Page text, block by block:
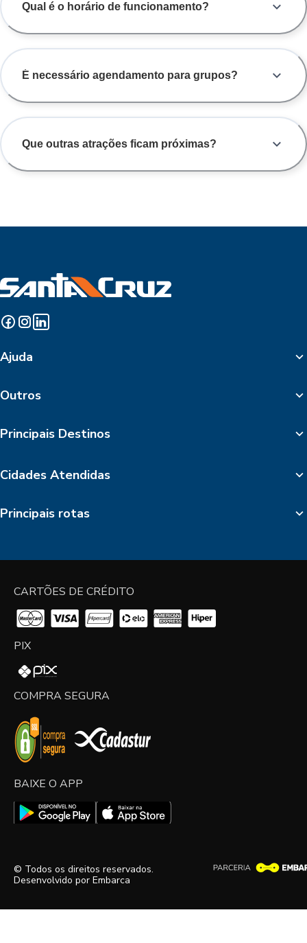
Qual é o horário de funcionamento?
É necessário agendamento para grupos?
Que outras atrações ficam próximas?
Ajuda
Outros
Principais Destinos
Cidades Atendidas
Principais rotas
CARTÕES DE CRÉDITO
PIX
COMPRA SEGURA
BAIXE O APP
© Todos os direitos reservados.
Desenvolvido por Embarca